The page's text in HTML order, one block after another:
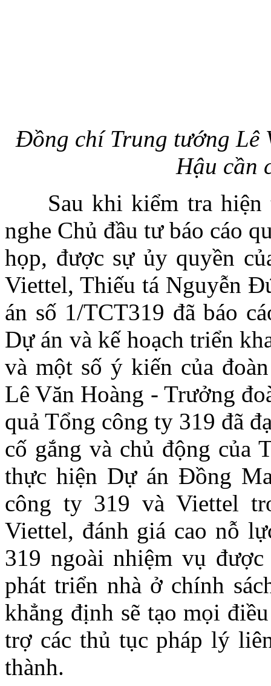
Đồng chí Trung tướng Lê
Hậu cần
Sau khi kiểm tra hiện
nghe Chủ đầu tư báo cáo
họp, được sự ủy quyền
Viettel, Thiếu tá Nguyễn
án số 1/TCT319 đã báo
Dự án và kế hoạch triển
và một số ý kiến của
Lê Văn Hoàng - Trưởng
quả Tổng công ty 319 đã
cố gắng và chủ động của
thực hiện Dự án Đồng
công ty 319 và Viettel
Viettel, đánh giá cao nỗ
319 ngoài nhiệm vụ
phát triển nhà ở chính
khẳng định sẽ tạo mọi
trợ các thủ tục pháp lý
thành.